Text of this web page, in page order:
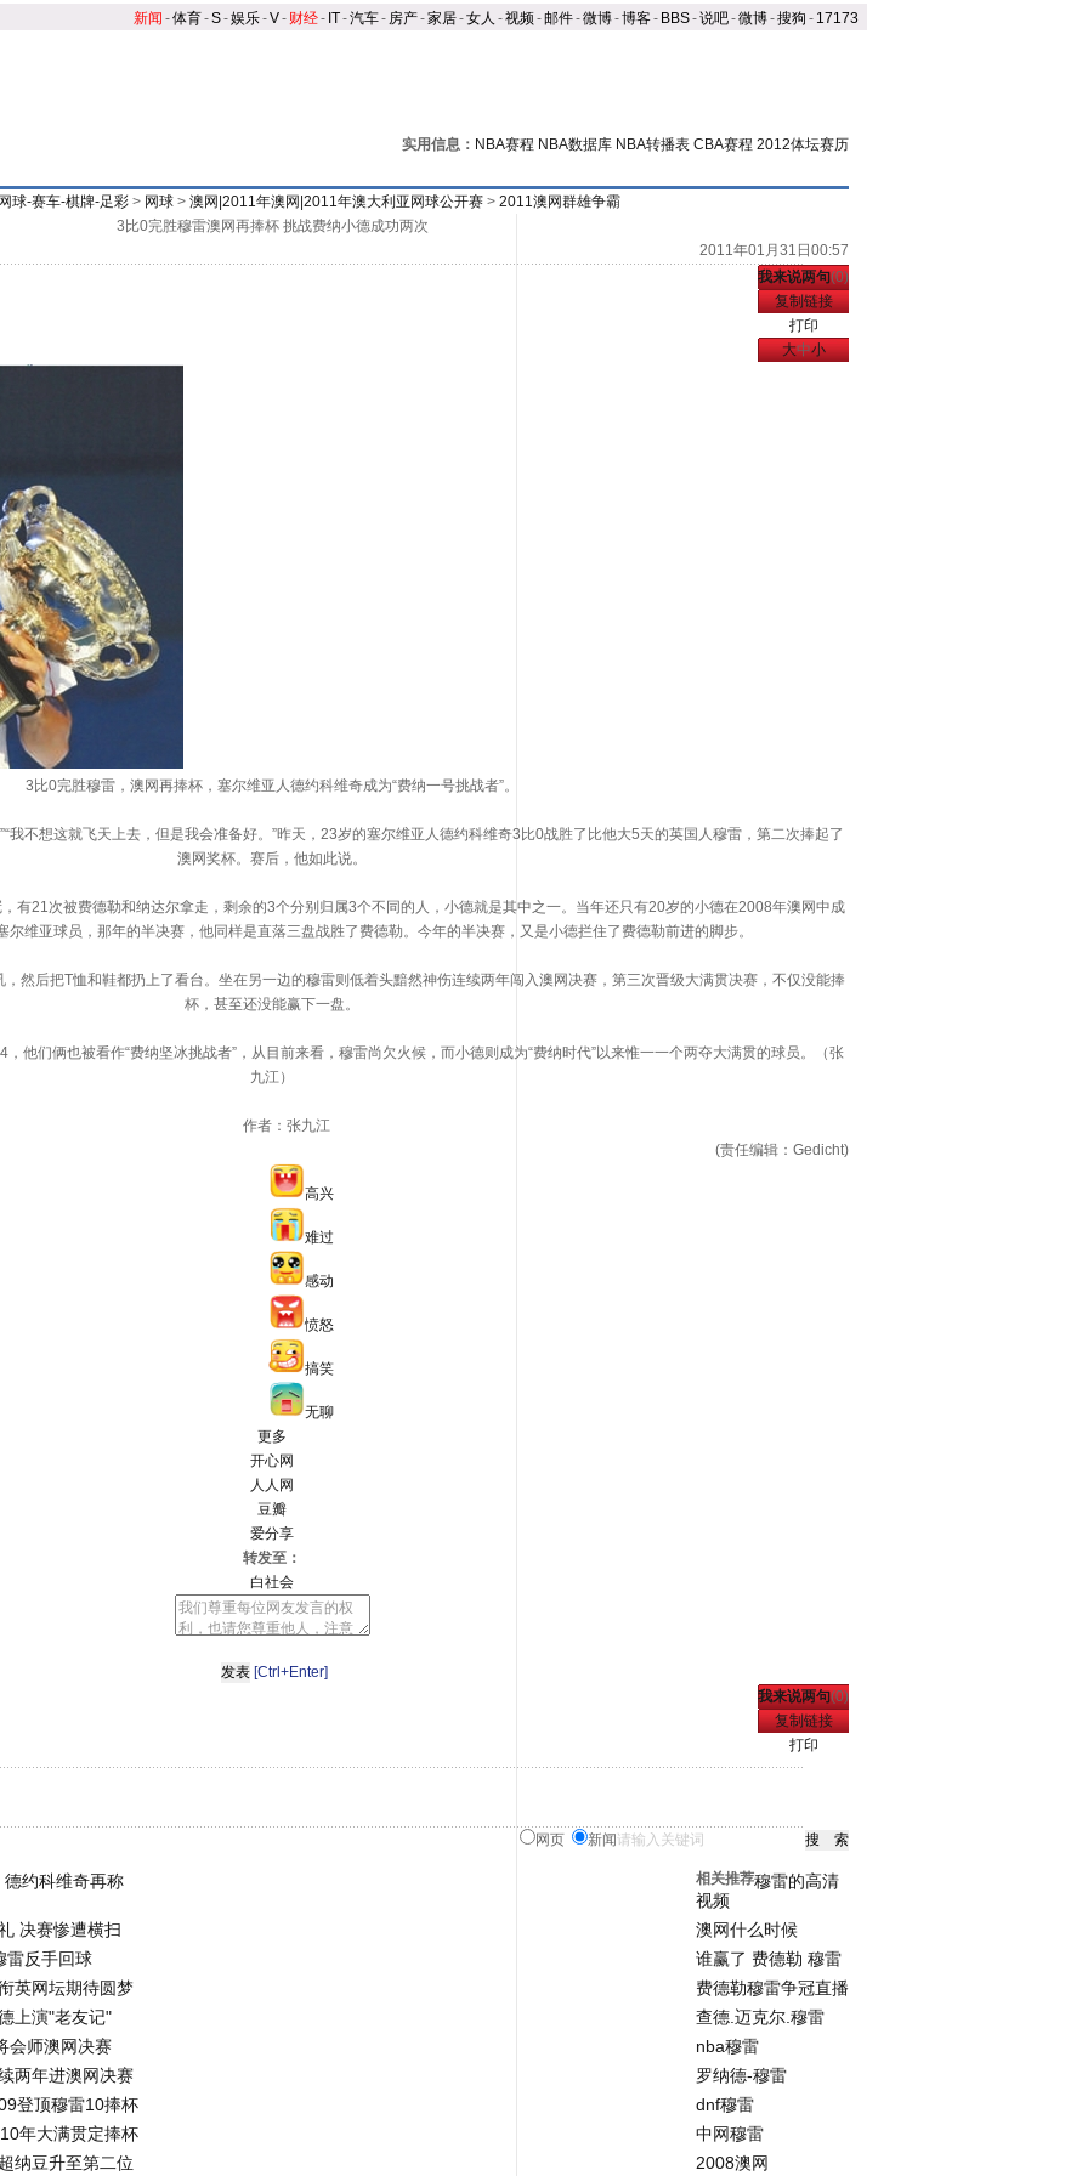
新闻 -体育-S-娱乐-V- 财经- IT-汽车- 房产-家居-女人 -视频-邮件-微博-博客- BBS-说吧-微博-搜狗 - 17173
实用信息： NBA赛程 NBA数据库 NBA转播表 CBA赛程 2012体坛赛历
球-赛车-棋牌-足彩 > 网球 > 澳网|2011年澳网|2011年澳大利亚网球公开赛 > 2011澳网群雄争霸
3比0完胜穆雷澳网再捧杯 挑战费纳小德成功两次
2011年01月31日00:57
我来说两句(0)
复制链接
打印
大中小
3比0完胜穆雷，澳网再捧杯，塞尔维亚人德约科维奇成为“费纳一号挑战者”。
想这就飞天上去，但是我会准备好。”昨天，23岁的塞尔维亚人德约科维奇3比0战胜了比他大5天的英国人穆雷，第二次捧起了
澳网奖杯。赛后，他如此说。
次被费德勒和纳达尔拿走，剩余的3个分别归属3个不同的人，小德就是其中之一。当年还只有20岁的小德在2008年澳网中成
尔维亚球员，那年的半决赛，他同样是直落三盘战胜了费德勒。今年的半决赛，又是小德拦住了费德勒前进的脚步。
后把T恤和鞋都扔上了看台。坐在另一边的穆雷则低着头黯然神伤连续两年闯入澳网决赛，第三次晋级大满贯决赛，不仅没能捧
杯，甚至还没能赢下一盘。
们俩也被看作“费纳坚冰挑战者”，从目前来看，穆雷尚欠火候，而小德则成为“费纳时代”以来惟一一个两夺大满贯的球员。（张
九江）
作者：张九江
(责任编辑：Gedicht)
高兴
难过
感动
愤怒
搞笑
无聊
更多
开心网
人人网
豆瓣
爱分享
转发至：
白社会
[Ctrl+Enter]
我来说两句(0)
复制链接
打印
网页 新闻
约科维奇再称
决赛惨遭横扫
雷反手回球
英网坛期待圆梦
上演"老友记"
会师澳网决赛
两年进澳网决赛
登顶穆雷10捧杯
年大满贯定捧杯
纳豆升至第二位
相关推荐穆雷的高清
视频
澳网什么时候
谁赢了 费德勒 穆雷
费德勒穆雷争冠直播
查德.迈克尔.穆雷
nba穆雷
罗纳德-穆雷
dnf穆雷
中网穆雷
2008澳网